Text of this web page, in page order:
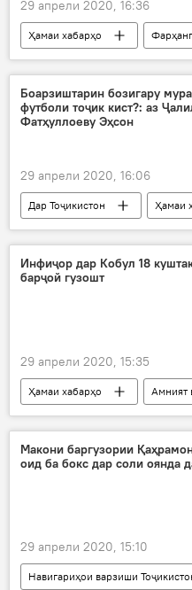
29 апрели 2020, 16:36
Ҳамаи хабарҳо Фарҳанг
Боарзиштарин бозигару
футболи тоҷик кист?: аз
Фатҳуллоеву Эҳсон
29 апрели 2020, 16:06
Дар Тоҷикистон
Ҳамаи
Навигариҳои варзиши
бозигар
"Истиқлол"
Хуҷанд
Инфиҷор дар Кобул 18
барҷой гузошт
29 апрели 2020, 15:35
Ҳамаи хабарҳо Амният
Макони баргузории
оид ба бокс дар соли оянда
29 апрели 2020, 15:10
Навигариҳои варзиши